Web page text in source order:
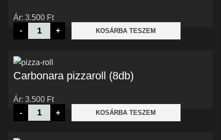
Ár: 3.500 Ft
-
Bolognai
pizzaroll
(8db)
+ KOSÁRBA TESZEM
Carbonara pizzaroll (8db)
Ár: 3.500 Ft
-
Carbonara
pizzaroll
(8db)
+ KOSÁRBA TESZEM